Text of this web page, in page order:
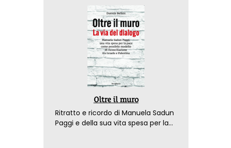
Oltre il muro
Ritratto e ricordo di Manuela Sadun
Paggi e della sua vita spesa per la